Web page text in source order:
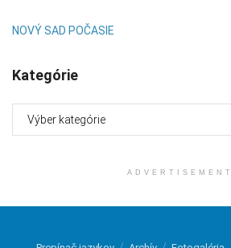
NOVÝ SAD POČASIE
Kategórie
ADVERTISEMENT